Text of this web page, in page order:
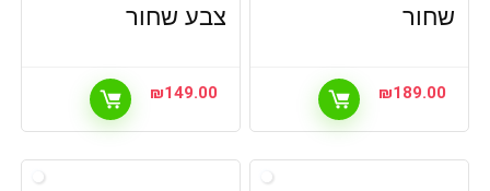
שחור
₪189.00
צבע שחור
₪149.00